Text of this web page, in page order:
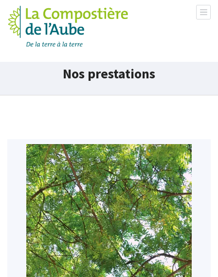
Nos prestations